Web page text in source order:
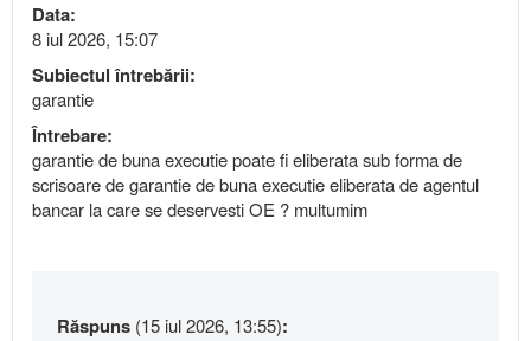
Data:
8 iul 2026, 15:07
Subiectul întrebării:
garantie
Întrebare:
garantie de buna executie poate fi eliberata sub forma de
scrisoare de garantie de buna executie eliberata de agentul
bancar la care se deservesti OE ? multumim
Răspuns (15 iul 2026, 13:55):